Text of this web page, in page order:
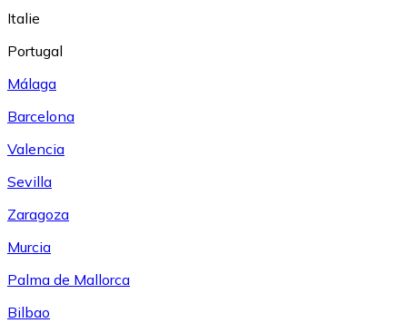
Italie
Portugal
Málaga
Barcelona
Valencia
Sevilla
Zaragoza
Murcia
Palma de Mallorca
Bilbao